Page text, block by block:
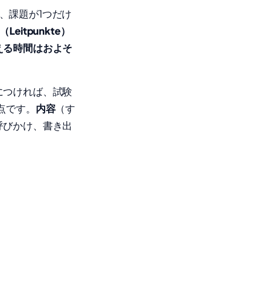
課題が1つだけ
Leitpunkte）
時間はおよそ
ければ、試験
す。 内容（す
びかけ、書き出